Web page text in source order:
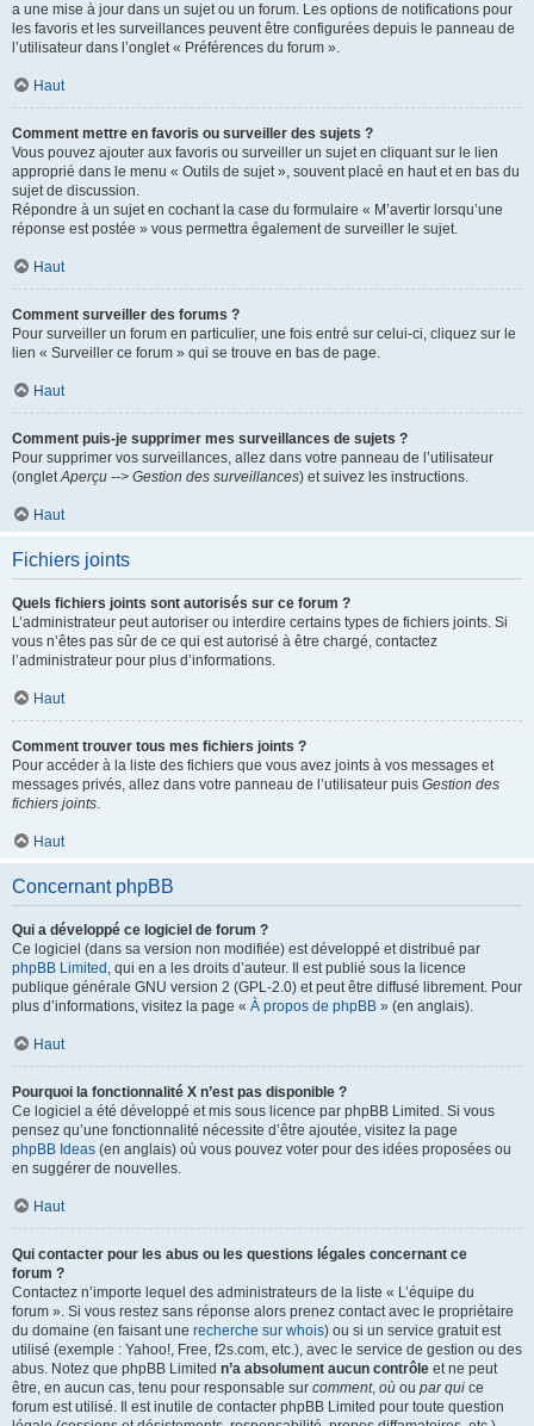
a une mise à jour dans un sujet ou un forum. Les options de notifications pour
les favoris et les surveillances peuvent être configurées depuis le panneau de
l’utilisateur dans l’onglet « Préférences du forum ».
Haut
Comment mettre en favoris ou surveiller des sujets ?
Vous pouvez ajouter aux favoris ou surveiller un sujet en cliquant sur le lien
approprié dans le menu « Outils de sujet », souvent placé en haut et en bas du
sujet de discussion.
Répondre à un sujet en cochant la case du formulaire « M’avertir lorsqu’une
réponse est postée » vous permettra également de surveiller le sujet.
Haut
Comment surveiller des forums ?
Pour surveiller un forum en particulier, une fois entré sur celui-ci, cliquez sur le
lien « Surveiller ce forum » qui se trouve en bas de page.
Haut
Comment puis-je supprimer mes surveillances de sujets ?
Pour supprimer vos surveillances, allez dans votre panneau de l’utilisateur
(ongletAperçu --> Gestion des surveillances) et suivez les instructions.
Haut
Fichiers joints
Quels fichiers joints sont autorisés sur ce forum ?
L’administrateur peut autoriser ou interdire certains types de fichiers joints. Si
vous n’êtes pas sûr de ce qui est autorisé à être chargé, contactez
l’administrateur pour plus d’informations.
Haut
Comment trouver tous mes fichiers joints ?
Pour accéder à la liste des fichiers que vous avez joints à vos messages et
messages privés, allez dans votre panneau de l’utilisateur puis Gestion des
fichiers joints.
Haut
Concernant phpBB
Qui a développé ce logiciel de forum ?
Ce logiciel (dans sa version non modifiée) est développé et distribué par
phpBB Limited , qui en a les droits d’auteur. Il est publié sous la licence
publique générale GNU version 2 (GPL-2.0) et peut être diffusé librement. Pour
plus d’informations, visitez la page « À propos de phpBB » (en anglais).
Haut
Pourquoi la fonctionnalité X n’est pas disponible ?
Ce logiciel a été développé et mis sous licence par phpBB Limited. Si vous
pensez qu’une fonctionnalité nécessite d’être ajoutée, visitez la page
phpBB Ideas (en anglais) où vous pouvez voter pour des idées proposées ou
en suggérer de nouvelles.
Haut
Qui contacter pour les abus ou les questions légales concernant ce
forum ?
Contactez n’importe lequel des administrateurs de la liste « L’équipe du
forum ». Si vous restez sans réponse alors prenez contact avec le propriétaire
du domaine (en faisant une recherche sur whois) ou si un service gratuit est
utilisé (exemple : Yahoo!, Free, f2s.com, etc.), avec le service de gestion ou des
abus. Notez que phpBB Limited n’a absolument aucun contrôle et ne peut
être, en aucun cas, tenu pour responsable sur comment, où ou par qui ce
forum est utilisé. Il est inutile de contacter phpBB Limited pour toute question